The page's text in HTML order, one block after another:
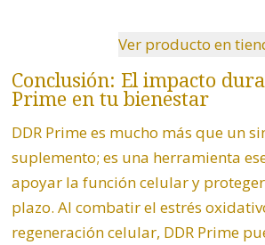
Ver producto en
Conclusión: El impacto
Prime en tu bienestar
DDR Prime es mucho más que un
suplemento; es una herramienta
apoyar la función celular y
plazo. Al combatir el estrés
regeneración celular, DDR Prime